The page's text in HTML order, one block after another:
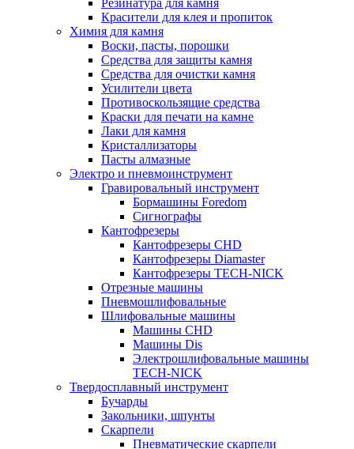
Резинатура для камня
Красители для клея и пропиток
Химия для камня
Воски, пасты, порошки
Средства для защиты камня
Средства для очистки камня
Усилители цвета
Противоскользящие средства
Краски для печати на камне
Лаки для камня
Кристаллизаторы
Пасты алмазные
Электро и пневмоинструмент
Гравировальный инструмент
Бормашины Foredom
Сигнографы
Кантофрезеры
Кантофрезеры CHD
Кантофрезеры Diamaster
Кантофрезеры TECH-NICK
Отрезные машины
Пневмошлифовальные
Шлифовальные машины
Машины CHD
Машины Dis
Электрошлифовальные машины
TECH-NICK
Твердосплавный инструмент
Бучарды
Закольники, шпунты
Скарпели
Пневматические скарпели